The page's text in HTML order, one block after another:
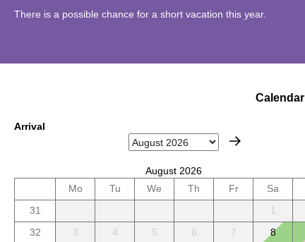
There is a possible chance for a short vacation this year.
Calendar
Arrival
August 2026
Mo
Tu We Th Fr Sa
31
1
32
3 4 5 6 7 8